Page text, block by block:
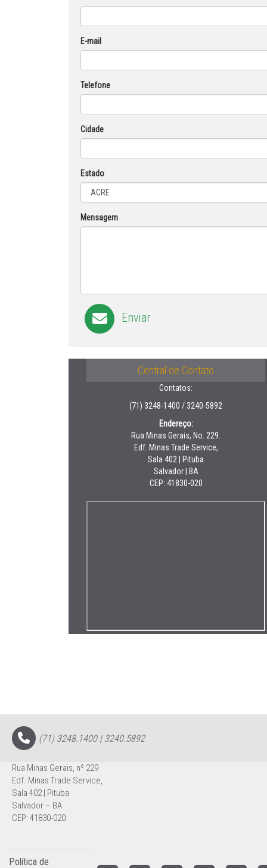
E-mail
Telefone
Cidade
Estado
Mensagem
Enviar
Central de Contato
Contatos:
(71) 3248-1400 / 3240-5892
Endereço:
Rua Minas Gerais, No. 229.
Edf. Minas Trade Service,
Sala 402 | Pituba
Salvador | BA
CEP: 41830-020
(71) 3248.1400 | 3240.5892
Rua Minas Gerais, nº 229
Edf. Minas Trade Service,
Sala 402 | Pituba
Salvador – BA
CEP: 41830-020
Política de